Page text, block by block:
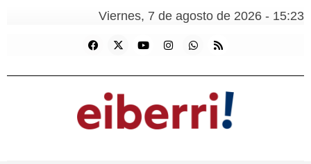
Viernes, 7 de agosto de 2026 - 15:23